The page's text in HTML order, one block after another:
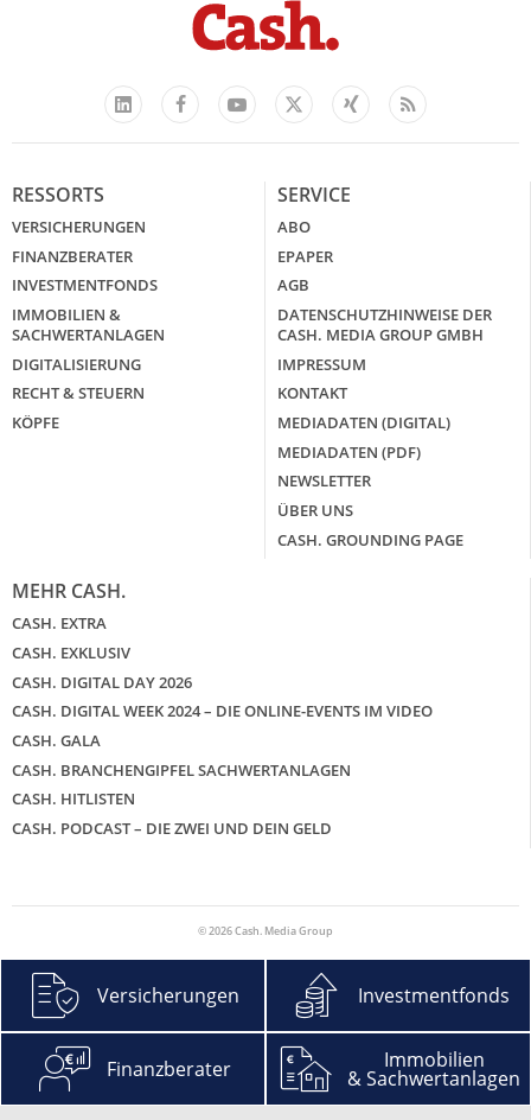
LinkedIn
FacebookYouTube
X
Xing Feed
RESSORTS
VERSICHERUNGEN
FINANZBERATER
INVESTMENTFONDS
IMMOBILIEN &
SACHWERTANLAGEN
DIGITALISIERUNG
RECHT & STEUERN
KÖPFE
SERVICE
ABO
EPAPER
AGB
DATENSCHUTZHINWEISE DER
CASH. MEDIA GROUP GMBH
IMPRESSUM
KONTAKT
MEDIADATEN (DIGITAL)
MEDIADATEN (PDF)
NEWSLETTER
ÜBER UNS
CASH. GROUNDING PAGE
MEHR CASH.
CASH. EXTRA
CASH. EXKLUSIV
CASH. DIGITAL DAY 2026
CASH. DIGITAL WEEK 2024 – DIE ONLINE-EVENTS IM VIDEO
CASH. GALA
CASH. BRANCHENGIPFEL SACHWERTANLAGEN
CASH. HITLISTEN
CASH. PODCAST – DIE ZWEI UND DEIN GELD
© 2026 Cash. Media Group
Versicherungen Investmentfonds
Finanzberater Immobilien
& Sachwertanlagen